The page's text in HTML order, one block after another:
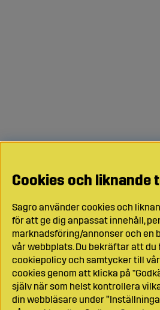
Cookies och liknande
Sagro använder cookies och
för att ge dig anpassat innehåll,
marknadsföring/annonser och en
vår webbplats. Du bekräftar att du
cookiepolicy och samtycker till
cookies genom att klicka på
själv när som helst kontrollera
din webbläsare under